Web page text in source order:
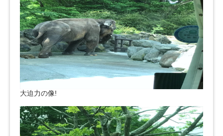
大迫力の像!